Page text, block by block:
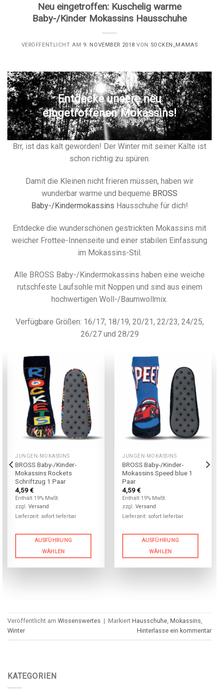
Neu eingetroffen: Kuschelig warme
Baby-/Kinder Mokassins Hausschuhe
VERÖFFENTLICHT AM 9. NOVEMBER 2018 VON SOCKEN_MAMAS
Entdecke unsere neu
eingetroffenen Mokassins!
Brr, ist das kalt geworden! Der Winter mit seiner Kälte ist
schon richtig zu spüren.
Damit die Kleinen nicht frieren müssen, haben wir
wunderbar warme und bequeme BROSS
Baby-/Kindermokassins Hausschuhe für dich!
Entdecke die wunderschönen gestrickten Mokassins mit
weicher Frottee-Innenseite und einer stabilen Einfassung
im Mokassins-Stil.
Alle BROSS Baby-/Kindermokassins haben eine weiche
rutschfeste Laufsohle mit Noppen und sind aus einem
hochwertigen Woll-/Baumwollmix.
Verfügbare Größen: 16/17, 18/19, 20/21, 22/23, 24/25,
26/27 und 28/29
JUNGEN-MOKASSINS
BROSS Baby-/Kinder-
Mokassins Rockets
Schriftzug 1 Paar
4,59€
Enthält 19% MwSt.
zzgl.Versand
Lieferzeit: sofort lieferbar
AUSFÜHRUNG
WÄHLEN
JUNGEN-MOKASSINS
BROSS Baby-/Kinder-
Mokassins Speed blue 1
Paar
4,59€
Enthält 19% MwSt.
zzgl.Versand
Lieferzeit: sofort lieferbar
AUSFÜHRUNG
WÄHLEN
Veröffentlicht am Wissenswertes | Markiert Hausschuhe Mokassins
Winter
Hinterlasse ein kommentar
KATEGORIEN